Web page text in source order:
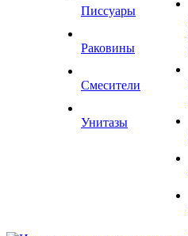
Писсуары
Раковины
Смесители
Унитазы